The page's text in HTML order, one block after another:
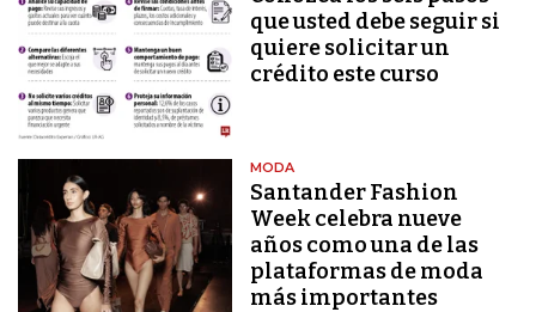
que usted debe seguir si
quiere solicitar un
crédito este curso
MODA
Santander Fashion
Week celebra nueve
años como una de las
plataformas de moda
más importantes